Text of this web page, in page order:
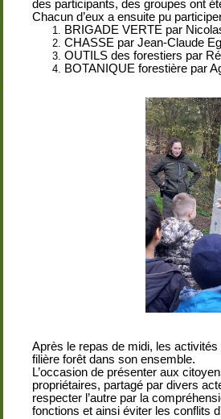
des participants, des groupes ont
Chacun d’eux a ensuite pu
BRIGADE VERTE par
CHASSE par Jean-Claude
OUTILS des forestiers par
BOTANIQUE forestière par
Après le repas de midi, les activités
filière forêt dans son ensemble.
L’occasion de présenter aux
propriétaires, partagé par divers
respecter l’autre par la
fonctions et ainsi éviter les conflits